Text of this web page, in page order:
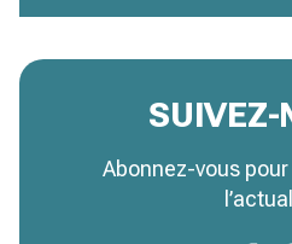
SUIVEZ-
Abonnez-vous